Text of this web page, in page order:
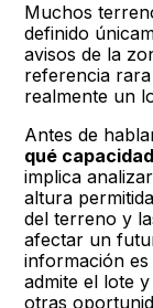
Muchos
definido
avisos de la
referencia
realmente un
Antes de
qué
implica
altura
del terreno y
afectar un
información
admite el lote
otras